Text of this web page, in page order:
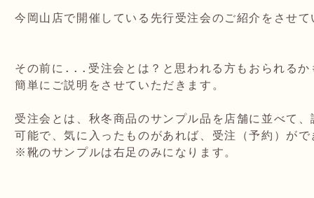
今岡山店で開催している先行受注会のご紹介をさせ
その前に...受注会とは？と思われる方もおられるか
簡単にご説明をさせていただきます。
受注会とは、秋冬商品のサンプル品を店舗に並べて
可能で、気に入ったものがあれば、受注（予約）が
※靴のサンプルは右足のみになります。